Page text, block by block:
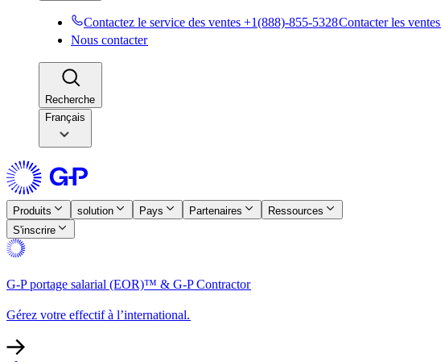
Contactez le service des ventes +1(888)-855-5328​​Contacter les ventes​​
Nous contacter​​
Recherche​​
Français
Produits​​ solution​​ Pays​​ Partenaires​​
Ressources​​
S'inscrire​​
G-P portage salarial (EOR)™ & G-P Contractor​​
Gérez votre effectif à l’international.​​